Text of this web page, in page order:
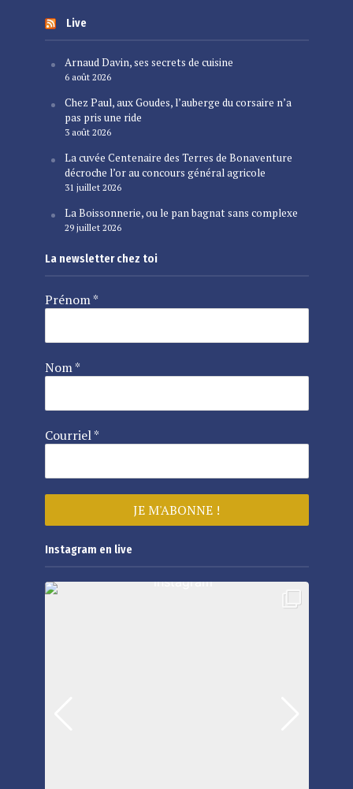
Live
Arnaud Davin, ses secrets de cuisine
6 août 2026
Chez Paul, aux Goudes, l’auberge du corsaire n’a
pas pris une ride
3 août 2026
La cuvée Centenaire des Terres de Bonaventure
décroche l’or au concours général agricole
31 juillet 2026
La Boissonnerie, ou le pan bagnat sans complexe
29 juillet 2026
La newsletter chez toi
Prénom*
Nom*
Courriel*
Instagram en live